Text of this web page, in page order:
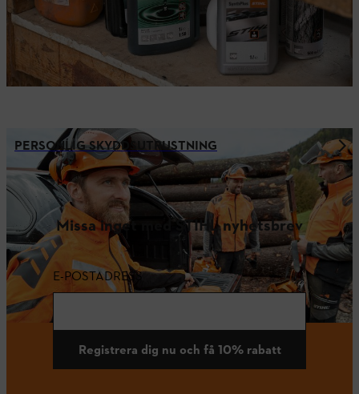
PERSONLIG SKYDDSUTRUSTNING
Missa inget med STIHL nyhetsbrev
E-POSTADRESS
Registrera dig nu och få 10% rabatt